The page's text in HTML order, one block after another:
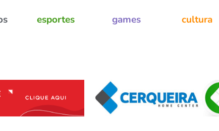
esportes games cultura